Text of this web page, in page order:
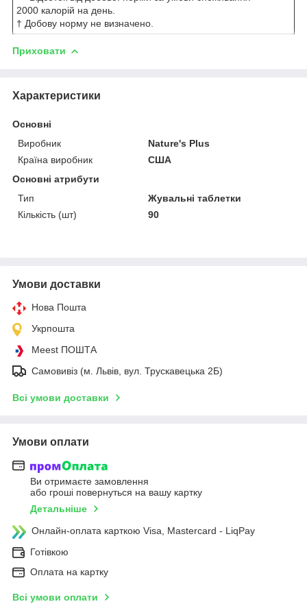
2000 калорій на день.
† Добову норму не визначено.
Приховати
Характеристики
Основні
Виробник
Nature's Plus
Країна виробник
США
Основні атрибути
Тип
Жувальні таблетки
Кількість (шт)
90
Умови доставки
Нова Пошта
Укрпошта
Meest ПОШТА
Самовивіз (м. Львів, вул. Трускавецька 2Б)
Всі умови доставки
Умови оплати
Ви отримаєте замовлення
або гроші повернуться на вашу картку
Детальніше
Онлайн-оплата карткою Visa, Mastercard - LiqPay
Готівкою
Оплата на картку
Всі умови оплати